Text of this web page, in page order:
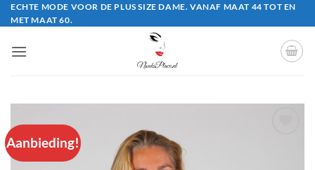
Ga
naar
ECHTE MODE VOOR DE PLUS SIZE DAME. VANAF MAAT 44 TOT EN
MET MAAT 60.
Aanbieding!